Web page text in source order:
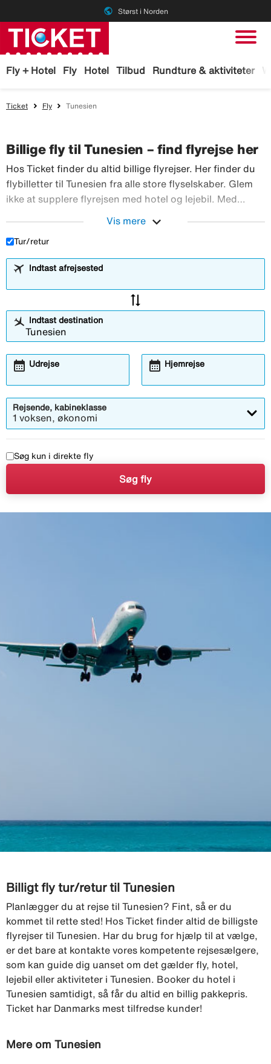
public Størst i Norden
Fly + Hotel Fly Hotel Tilbud Rundture & aktiviteter
Ticket Fly Tunesien
Billige fly til Tunesien – find flyrejse her
Hos Ticket finder du altid billige flyrejser. Her finder du
flybilletter til Tunesien fra alle store flyselskaber. Glem
ikke at supplere flyrejsen med hotel og lejebil. Med
Vis mere expand_more
Tur/retur
Indtast afrejsested
sync_alt
Indtast destination
Udrejse
calendar_month Hjemrejse
calendar_month
Rejsende, kabineklasse
1 voksen, økonomi
Søg kun i direkte fly
Søg fly
Billigt fly tur/retur til Tunesien
Planlægger du at rejse til Tunesien? Fint, så er du
kommet til rette sted! Hos Ticket finder altid de billigste
flyrejser til Tunesien. Har du brug for hjælp til at vælge,
er det bare at kontakte vores kompetente rejsesælgere,
som kan guide dig uanset om det gælder fly, hotel,
lejebil eller aktiviteter i Tunesien. Booker du hotel i
Tunesien samtidigt, så får du altid en billig pakkepris.
Ticket har Danmarks mest tilfredse kunder!
Mere om Tunesien